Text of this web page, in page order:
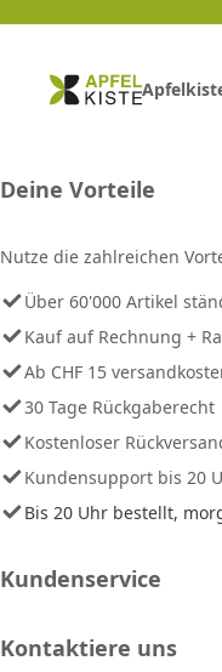
Deine Vorteile
Nutze die zahlreichen
Über 60'000 Artikel
Kauf auf Rechnung +
Ab CHF 15
30 Tage Rückgaberecht
Kostenloser
Kundensupport bis 20
Bis 20 Uhr bestellt,
Kundenservice
Kontaktiere uns